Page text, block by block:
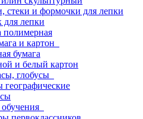
стеки и формочки для лепки
для лепки
полимерная
и картон
бумага
и белый картон
глобусы
географические